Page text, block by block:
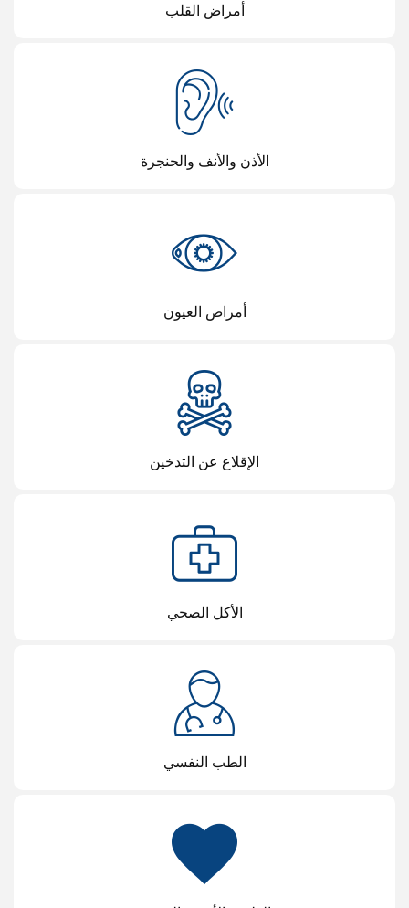
أمراض القلب
الأذن والأنف والحنجرة
أمراض العيون
الإقلاع عن التدخين
الأكل الصحي
الطب النفسي